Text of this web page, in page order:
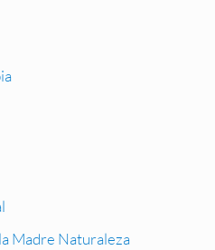
Madre Naturaleza